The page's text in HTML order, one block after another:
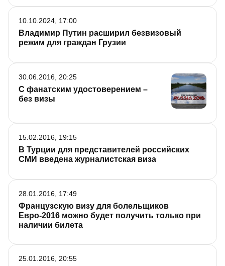
Владимир Путин расширил безвизовый
режим для граждан Грузии
10.10.2024, 17:00
С фанатским удостоверением –
без визы
30.06.2016, 20:25
В Турции для представителей российских
СМИ введена журналистская виза
15.02.2016, 19:15
Французскую визу для болельщиков
Евро-2016 можно будет получить только при
наличии билета
28.01.2016, 17:49
25.01.2016, 20:55